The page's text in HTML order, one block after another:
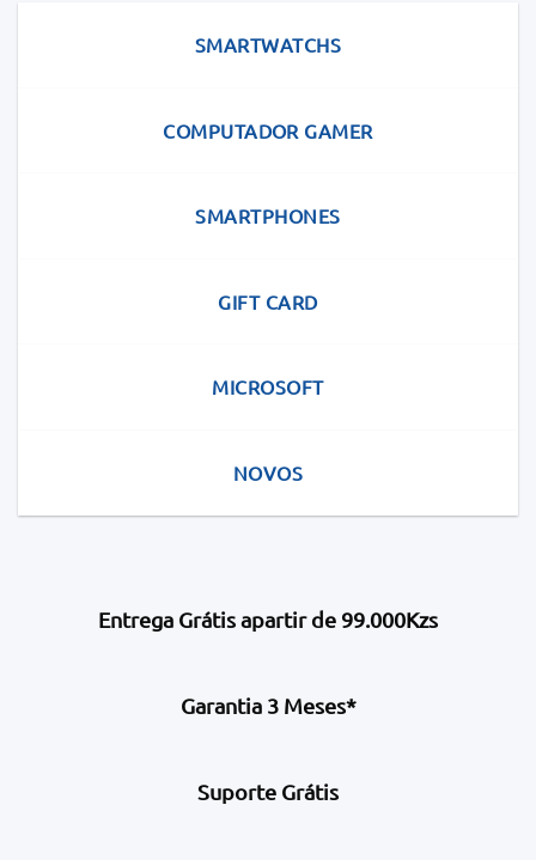
SMARTWATCHS
COMPUTADOR GAMER
SMARTPHONES
GIFT CARD
MICROSOFT
NOVOS
Entrega Grátis apartir de 99.000Kzs
Garantia 3 Meses*
Suporte Grátis